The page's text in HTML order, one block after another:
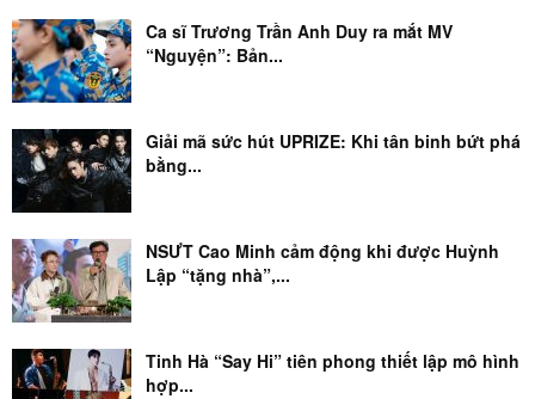
Ca sĩ Trương Trần Anh Duy ra mắt MV
“Nguyện”: Bản...
Giải mã sức hút UPRIZE: Khi tân binh bứt phá
bằng...
NSƯT Cao Minh cảm động khi được Huỳnh
Lập “tặng nhà”,...
Tinh Hà “Say Hi” tiên phong thiết lập mô hình
hợp...